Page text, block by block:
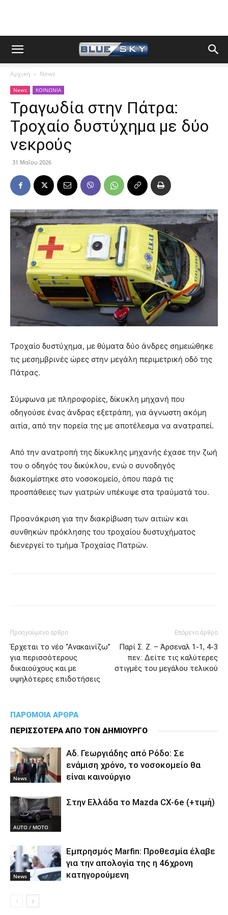
Αρχική News
News ΚΟΙΝΩΝΙΑ
Τραγωδία στην Πάτρα:
Τροχαίο δυστύχημα με δύο
νεκρούς
31 Μαΐου 2026
Τροχαίο δυστύχημα, με θύματα δύο άνδρες σημειώθηκε
τις μεσημβρινές ώρες στην μεγάλη περιμετρική οδό της
Πάτρας.
Σύμφωνα με πληροφορίες, δίκυκλη μηχανή που
οδηγούσε ένας άνδρας εξετράπη, για άγνωστη ακόμη
αιτία, από την πορεία της με αποτέλεσμα να ανατραπεί.
Από την ανατροπή της δίκυκλης μηχανής έχασε την ζωή
του ο οδηγός του δικύκλου, ενώ ο συνοδηγός
διακομίστηκε στο νοσοκομείο, όπου παρά τις
προσπάθειες των γιατρών υπέκυψε στα τραύματά του.
Προανάκριση για την διακρίβωση των αιτιών και
συνθηκών πρόκλησης του τροχαίου δυστυχήματος
διενεργεί το τμήμα Τροχαίας Πατρών.
Προηγούμενο άρθρο
Έρχεται το νέο “Ανακαινίζω”
για περισσότερους
δικαιούχους και με
υψηλότερες επιδοτήσεις
Επόμενο άρθρο
Παρί Σ. Ζ. – Άρσεναλ 1-1, 4-3
πεν.: Δείτε τις καλύτερες
στιγμές του μεγάλου τελικού
ΠΑΡΟΜΟΙΑ ΑΡΘΡΑ
ΠΕΡΙΣΣΟΤΕΡΑ ΑΠΟ ΤΟΝ ΔΗΜΙΟΥΡΓΟ
News
Αδ. Γεωργιάδης από Ρόδο: Σε
ενάμιση χρόνο, το νοσοκομείο θα
είναι καινούργιο
AUTO / MOTO
Στην Ελλάδα το Mazda CX-6e (+τιμή)
News
Εμπρησμός Marfin: Προθεσμία έλαβε
για την απολογία της η 46χρονη
κατηγορούμενη